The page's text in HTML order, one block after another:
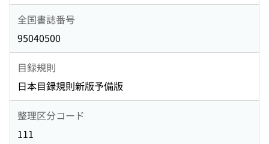
全国書誌番号
95040500
目録規則
日本目録規則新版予備版
整理区分コード
111